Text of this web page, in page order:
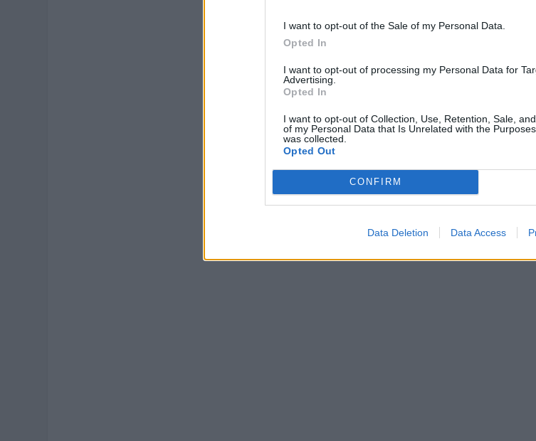
I want to opt-out of the Sale of my Personal Data.
Opted In
I want to opt-out of processing my Personal Data for
Advertising.
Opted In
I want to opt-out of Collection, Use, Retention, Sale,
of my Personal Data that Is Unrelated with the
was collected.
Opted Out
CONFIRM
Data Deletion Data Access